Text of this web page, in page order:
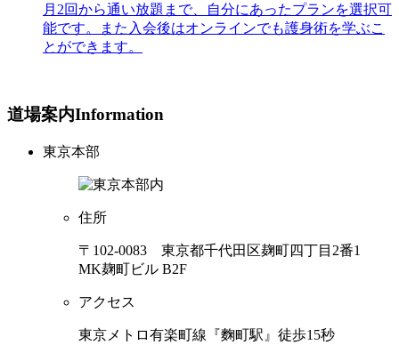
月2回から通い放題まで、自分にあったプランを選択可
能です。また入会後はオンラインでも護身術を学ぶこ
とができます。
道場案内Information
東京本部
住所
〒102-0083 東京都千代田区麹町四丁目2番1
MK麹町ビル B2F
アクセス
東京メトロ有楽町線『麴町駅』徒歩15秒